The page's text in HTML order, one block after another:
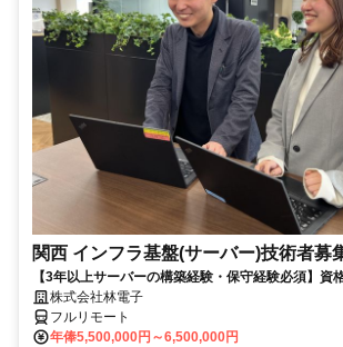
関西 インフラ基盤(サーバー)技術者募
【3年以上サーバーの構築経験・保守経験必須】資
株式会社林電子
フルリモート
年俸5,500,000円～6,500,000円